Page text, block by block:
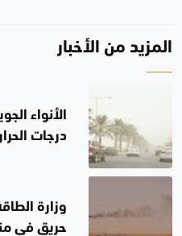
المزيد من الأخبار
الأنواء
درجات
وزارة
حريق في